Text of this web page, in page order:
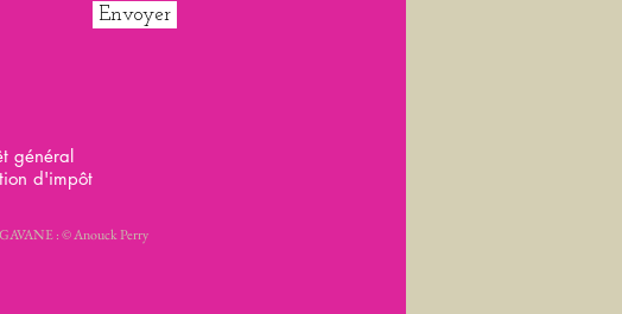
Envoyer
général
d'impôt
: © Anouck Perry